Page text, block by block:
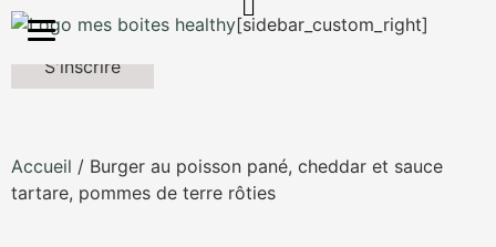
Mes Boites Healthy
[sidebar_custom_right]
S'inscrire
Accueil / Burger au poisson pané, cheddar et sauce
tartare, pommes de terre rôties